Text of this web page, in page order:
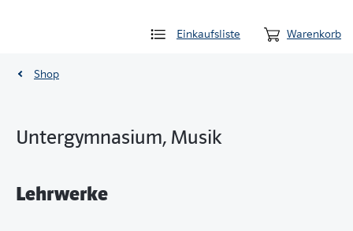
Einkaufsliste Warenkorb
Shop
Untergymnasium, Musik
Lehrwerke